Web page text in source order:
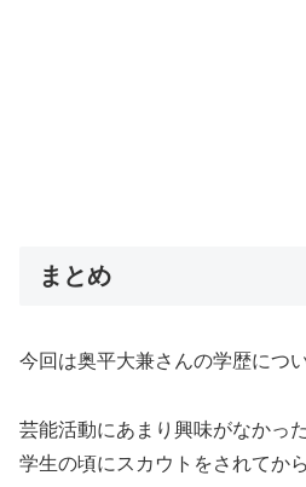
まとめ
今回は奥平大兼さんの学歴につ
芸能活動にあまり興味がなかっ
学生の頃にスカウトをされてか